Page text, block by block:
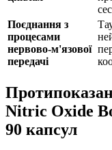
Поєднання з
процесами
нервово-м'язової
передачі
Nitric Oxide
90 капсул